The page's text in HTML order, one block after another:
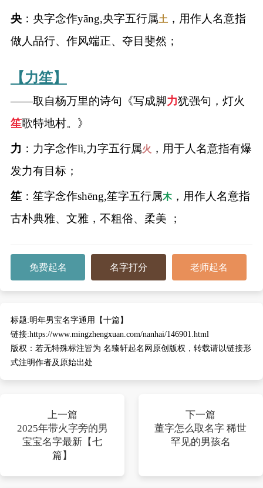
央：央字念作yāng,央字五行属土 ，用作人名意指
做人品行、作风端正、夺目斐然；
【力笙】
——取自杨万里的诗句《写成脚力犹强句，灯火
笙歌特地村。》
力 ：力字念作lì,力字五行属火 ，用于人名意指有爆
发力有目标；
笙：笙字念作shēng,笙字五行属木，用作人名意指
古朴典雅、文雅，不粗俗、柔美 ；
免费起名 名字打分 老师起名
标题:明年男宝名字通用【十篇】
链接:https://www.mingzhengxuan.com/nanhai/146901.html
版权： 若无特殊标注皆为 名臻轩起名网原创版权，转载请以链接形
式注明作者及原始出处
上一篇
2025年带火字旁的男
宝宝名字最新【七
篇】
下一篇
董字怎么取名字 稀世
罕见的男孩名